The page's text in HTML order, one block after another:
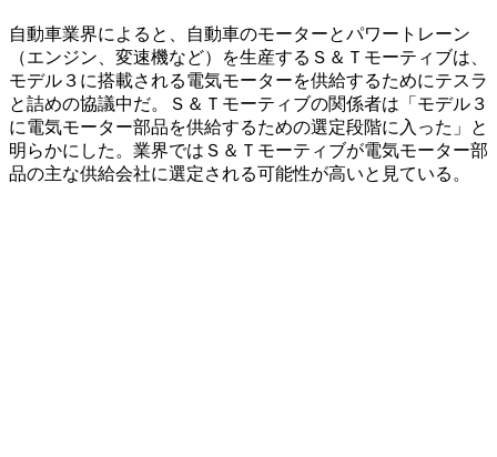
自動車業界によると、自動車のモーターとパワートレーン
（エンジン、変速機など）を生産するＳ＆Ｔモーティブは、
モデル３に搭載される電気モーターを供給するためにテスラ
と詰めの協議中だ。Ｓ＆Ｔモーティブの関係者は「モデル３
に電気モーター部品を供給するための選定段階に入った」と
明らかにした。業界ではＳ＆Ｔモーティブが電気モーター部
品の主な供給会社に選定される可能性が高いと見ている。